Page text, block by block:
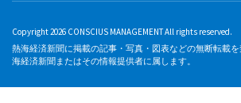
Copyright 2026 CONSCIUS MANAGEMENT All rights reserved.
熱海経済新聞に掲載の記事・写真・図表などの無断転載
海経済新聞またはその情報提供者に属します。